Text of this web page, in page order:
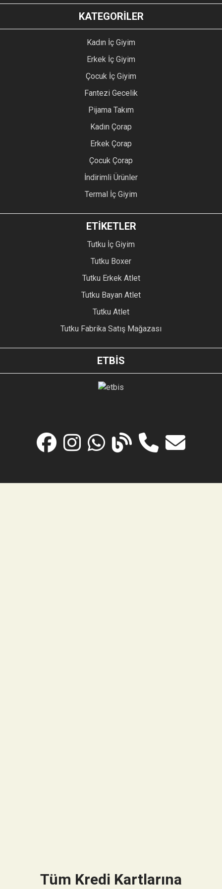
KATEGORİLER
Kadın İç Giyim
Erkek İç Giyim
Çocuk İç Giyim
Fantezi Gecelik
Pijama Takım
Kadın Çorap
Erkek Çorap
Çocuk Çorap
İndirimli Ürünler
Termal İç Giyim
ETİKETLER
Tutku İç Giyim
Tutku Boxer
Tutku Erkek Atlet
Tutku Bayan Atlet
Tutku Atlet
Tutku Fabrika Satış Mağazası
ETBİS
Tüm Kredi Kartlarına